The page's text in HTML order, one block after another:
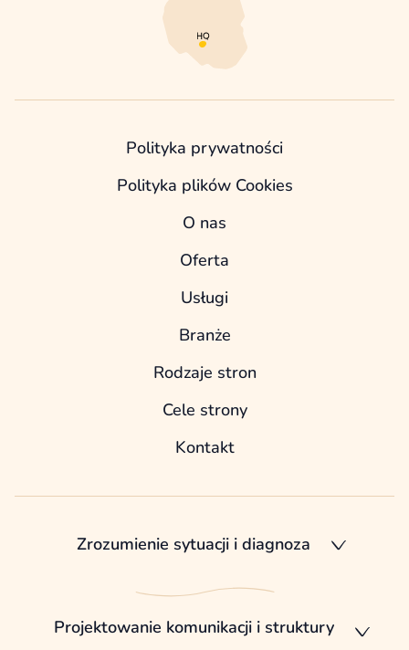
Polityka prywatności
Polityka plików Cookies
O nas
Oferta
Usługi
Branże
Rodzaje stron
Cele strony
Kontakt
Zrozumienie sytuacji i diagnoza
Projektowanie komunikacji i struktury